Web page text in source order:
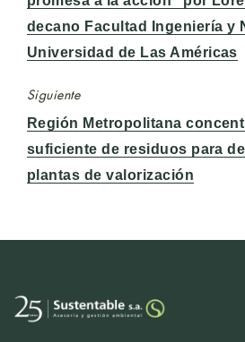
decano Facultad Ingeniería y
Universidad de Las Américas
Siguiente
Entrada
siguiente:
Región Metropolitana
suficiente de residuos para
plantas de valorización